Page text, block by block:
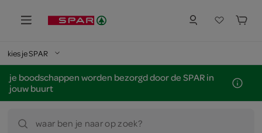
kies je SPAR
je boodschappen worden bezorgd door de SPAR in
jouw buurt
waar ben je naar op zoek?